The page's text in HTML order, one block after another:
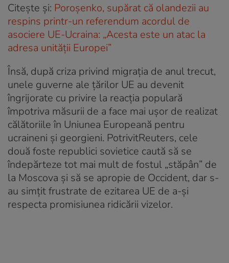
Citește și: Poroșenko, supărat că olandezii au
respins printr-un referendum acordul de
asociere UE-Ucraina: „Acesta este un atac la
adresa unității Europei”
Însă, după criza privind migraţia de anul trecut,
unele guverne ale ţărilor UE au devenit
îngrijorate cu privire la reacţia populară
împotriva măsurii de a face mai uşor de realizat
călătoriile în Uniunea Europeană pentru
ucraineni şi georgieni. PotrivitReuters, cele
două foste republici sovietice caută să se
îndepărteze tot mai mult de fostul „stăpân” de
la Moscova şi să se apropie de Occident, dar s-
au simţit frustrate de ezitarea UE de a-şi
respecta promisiunea ridicării vizelor.